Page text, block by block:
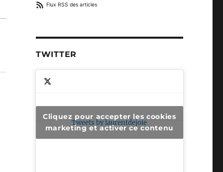
Flux RSS des articles
TWITTER
Tweets by laurentdejoie
Cliquez pour accepter les cookies
marketing et activer ce contenu